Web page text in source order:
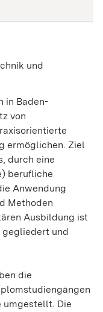
und
in Baden-
von
ermöglichen. Ziel
durch eine
berufliche
Anwendung
Methoden
Ausbildung ist
gegliedert und
die
umgestellt. Die